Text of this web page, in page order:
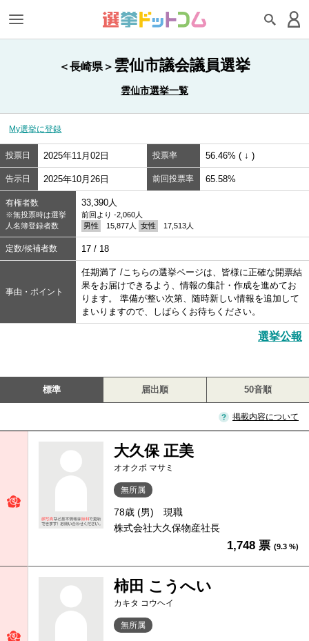
＜長崎県＞ 雲仙市議会議員選挙
雲仙市選挙一覧
My選挙に登録
投票日 2025年11月02日 投票率 56.46% ( ↓ )
告示日 2025年10月26日 前回投票率 65.58%
有権者数
※無投票時は選挙
人名簿登録者数
33,390人
前回より -2,060人
男性
15,877人 女性 17,513人
定数/候補者数 17 / 18
事由・ポイント
任期満了 /こちらの選挙ページは、皆様に正確な開票結
果をお届けできるよう、情報の集計・作成を進めてお
ります。 準備が整い次第、随時新しい情報を追加して
まいりますので、しばらくお待ちください。
選挙公報
標準 届出順 50音順
掲載内容について
大久保 正美
オオクボ マサミ
無所属
78歳 (男)
現職
株式会社大久保物産社長
1,748 票 (9.3 %)
柿田 こうへい
カキタ コウヘイ
無所属